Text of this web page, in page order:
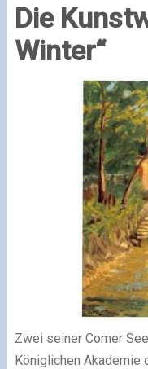
Die
Winter“
Zwei seiner Comer
Königlichen Akademie